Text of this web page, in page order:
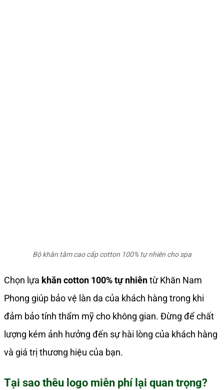
Bộ khăn tắm cao cấp cotton 100% tự nhiên cho spa
Chọn lựa khăn cotton 100% tự nhiêntừ Khăn Nam
Phong giúp bảo vệ làn da của khách hàng trong khi
đảm bảo tính thẩm mỹ cho không gian. Đừng để chất
lượng kém ảnh hưởng đến sự hài lòng của khách hàng
và giá trị thương hiệu của bạn.
Tại sao thêu logo miễn phí lại quan trọng?